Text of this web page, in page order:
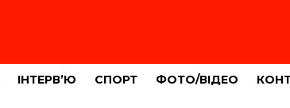
ІНТЕРВ’Ю СПОРТ ФОТО/ВІДЕО